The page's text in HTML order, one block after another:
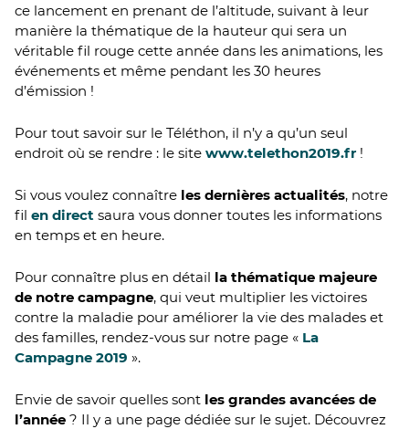
ce lancement en prenant de l’altitude, suivant à leur
manière la thématique de la hauteur qui sera un
véritable fil rouge cette année dans les animations, les
événements et même pendant les 30 heures
d’émission !
Pour tout savoir sur le Téléthon, il n’y a qu’un seul
endroit où se rendre : le site www.telethon2019.fr !
Si vous voulez connaître les dernières actualités, notre
fil en direct saura vous donner toutes les informations
en temps et en heure.
Pour connaître plus en détail la thématique majeure
de notre campagne, qui veut multiplier les victoires
contre la maladie pour améliorer la vie des malades et
des familles, rendez-vous sur notre page « La
Campagne 2019 ».
Envie de savoir quelles sont les grandes avancées de
l’année ? Il y a une page dédiée sur le sujet. Découvrez